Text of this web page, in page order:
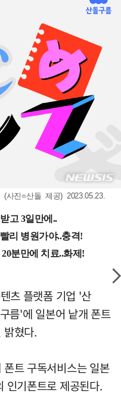
사진=산돌 제공) 2023.05.23.
츠 플랫폼 기업 '산
름'에 일본어 낱개 폰트
밝혔다.
트 구독서비스는 일본
인기폰트로 제공된다.